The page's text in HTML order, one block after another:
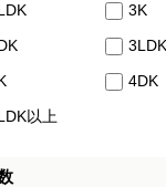
3K
3LDK
4DK
以上